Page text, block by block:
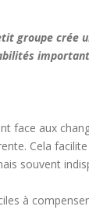
groupe crée
face aux
Cela
souvent
à